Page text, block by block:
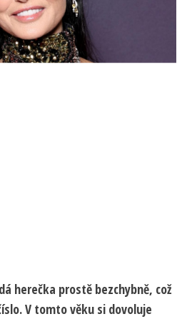
herečka prostě bezchybně, což
V tomto věku si dovoluje